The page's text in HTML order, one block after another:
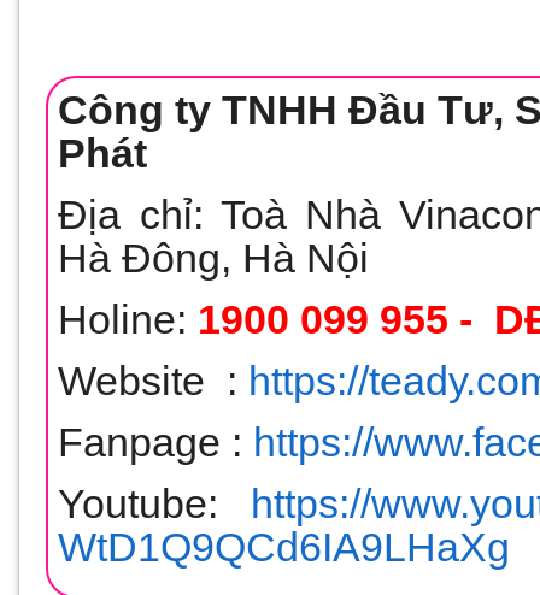
Công ty TNHH Đầu Tư,
Phát
Địa chỉ: Toà Nhà
Hà Đông, Hà Nội
Holine: 1900 099 955 -
Website : https://
Fanpage : https://
Youtube: https://
WtD1Q9QCd6IA9LHaXg